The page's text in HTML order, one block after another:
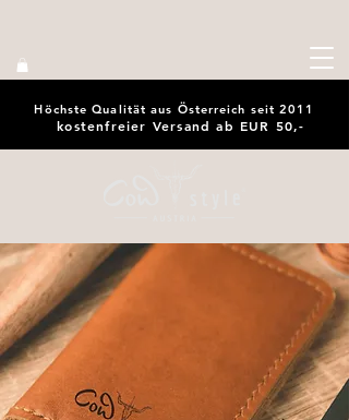
Höchste Qualität aus Österreich seit 2011
kostenfreier Versand ab EUR 50,-